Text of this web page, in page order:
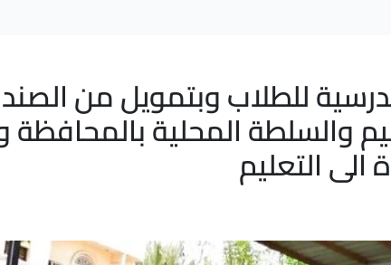
للطلاب وبتمويل من
والسلطة المحلية
التعليم